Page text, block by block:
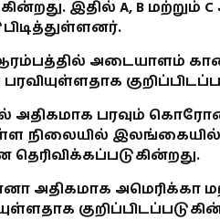
இதில் A, B
அடையாளம்
அதிகமாக பரவும்
நிலையில்
அதிகமாக அமெரிக்கா